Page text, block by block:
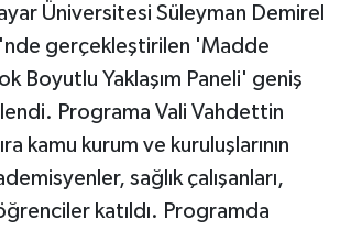
Üniversitesi Süleyman Demirel
gerçekleştirilen 'Madde
Boyutlu Yaklaşım Paneli' geniş
Programa Vali Vahdettin
kamu kurum ve kuruluşlarının
sağlık çalışanları,
katıldı. Programda